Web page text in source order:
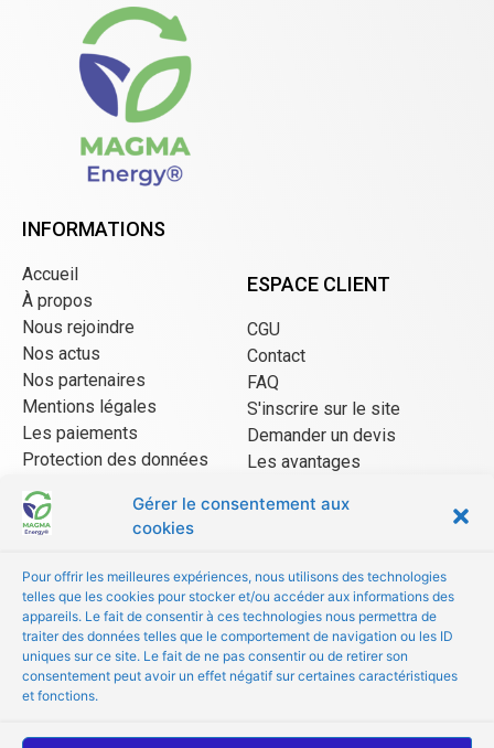
Gérer le consentement aux
cookies
Pour offrir les meilleures expériences, nous utilisons des technologies
telles que les cookies pour stocker et/ou accéder aux informations des
appareils. Le fait de consentir à ces technologies nous permettra de
traiter des données telles que le comportement de navigation ou les ID
uniques sur ce site. Le fait de ne pas consentir ou de retirer son
consentement peut avoir un effet négatif sur certaines caractéristiques
et fonctions.
INFORMATIONS
Accueil
À propos
Nous rejoindre
Nos actus
Nos partenaires
Mentions légales
Les paiements
Protection des données
CGU Mangopay
ESPACE CLIENT
CGU
Contact
FAQ
S'inscrire sur le site
Demander un devis
Les avantages
CGU/CGV
Être référencé
Les avantages
FAQ